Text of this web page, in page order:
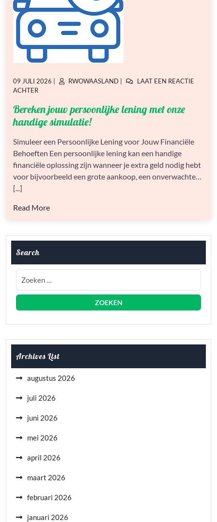
GEPLAATST
OP
09 JULI 2026
GEPLAATST
RWOWAASLAND
LAAT EEN REACTIE
ACHTEROP
JOUW
PERSOONLIJKE
LENING
ONZE
HANDIGE
SIMULATIE!
Bereken jouw persoonlijke lening met onze
handige simulatie!
Simuleer een Persoonlijke Lening voor Jouw Financiële
Behoeften Een persoonlijke lening kan een handige
financiële oplossing zijn wanneer je extra geld nodig hebt
voor bijvoorbeeld een grote aankoop, een onverwachte…
[...]
Read More
Search
Archives List
augustus 2026
juli 2026
juni 2026
mei 2026
april 2026
maart 2026
februari 2026
januari 2026